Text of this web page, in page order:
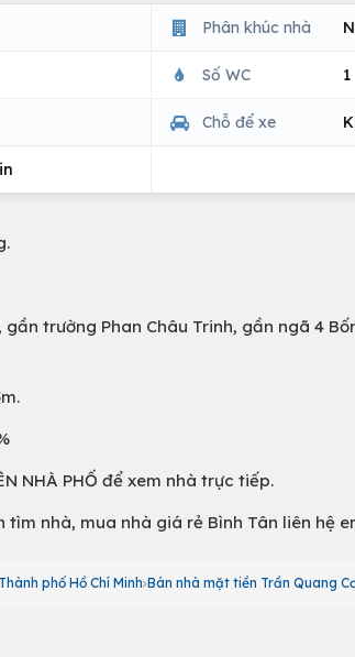
Phân khúc nhà
Số WC 1
Chỗ để xe
trường Phan Châu Trinh, gần ngã 4
NHÀ PHỐ để xem nhà trực tiếp.
nhà, mua nhà giá rẻ Bình Tân liên hệ
phố Hồ Chí Minh Bán nhà mặt tiền Trần Quang